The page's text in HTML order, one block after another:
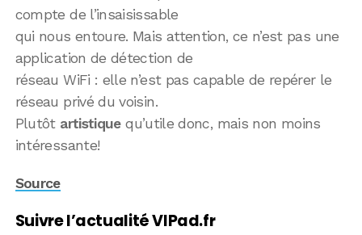
compte de l’insaisissable
qui nous entoure. Mais attention, ce n’est pas une
application de détection de
réseau WiFi : elle n’est pas capable de repérer le
réseau privé du voisin.
Plutôt artistiquequ’utile donc, mais non moins
intéressante!
Source
Suivre l’actualité VIPad.fr